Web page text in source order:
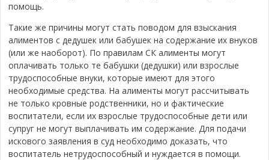
помощь.
Такие же причины могут стать поводом для взыскания
алиментов с дедушек или бабушек на содержание их внуков
(или же наоборот). По правилам СК алименты могут
оплачивать только те бабушки (дедушки) или взрослые
трудоспособные внуки, которые имеют для этого
необходимые средства. На алименты могут рассчитывать
не только кровные родственники, но и фактические
воспитатели, если их взрослые трудоспособные дети или
супруг не могут выплачивать им содержание. Для подачи
искового заявления в суд необходимо доказать, что
воспитатель нетрудоспособный и нуждается в помощи.